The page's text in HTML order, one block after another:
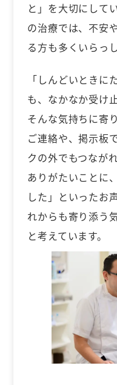
と」を大切にして
の治療では、不安
る方も多くいらっ
「しんどいときに
も、なかなか受け
そんな気持ちに寄
ご連絡や、掲示板
クの外でもつなが
ありがたいことに
した」といったお
れからも寄り添う
と考えています。